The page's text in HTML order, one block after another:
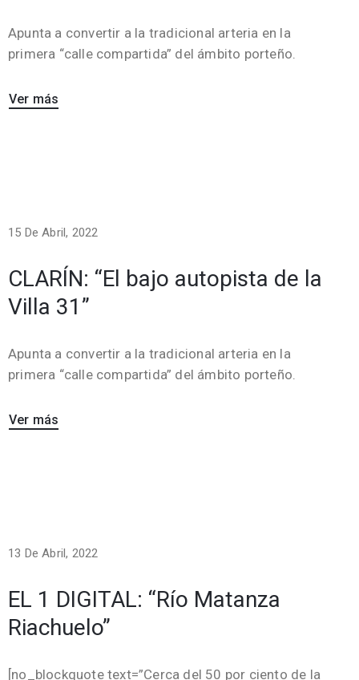
Apunta a convertir a la tradicional arteria en la
primera “calle compartida” del ámbito porteño.
Ver más
15 De Abril, 2022
CLARÍN: “El bajo autopista de la
Villa 31”
Apunta a convertir a la tradicional arteria en la
primera “calle compartida” del ámbito porteño.
Ver más
13 De Abril, 2022
EL 1 DIGITAL: “Río Matanza
Riachuelo”
[no_blockquote text=”Cerca del 50 por ciento de la